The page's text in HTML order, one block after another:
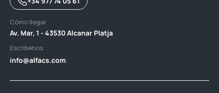
Cómo llegar
Av. Mar, 1 - 43530 Alcanar Platja
Escribenos
info@alfacs.com